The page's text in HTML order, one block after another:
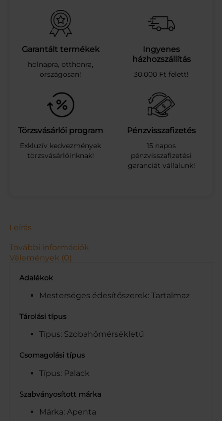
T
A
M
I
Z
E
O
K
A
K
T
U
S
R
S
1
L
e
n
i
é
Garantált termékek
holnapra, otthonra,
országosan!
Ingyenes
házhozszállítás
30.000 Ft felett!
Törzsvásárlói program
Exkluzív kedvezmények
törzsvásárlóinknak!
Pénzvisszafizetés
15 napos
pénzvisszafizetési
garanciát vállalunk!
Leírás
További információk
Vélemények (0)
Adalékok
Mesterséges édesítőszerek: Tartalmaz
Tárolási típus
Típus: Szobahőmérsékletű
Csomagolási típus
Típus: Palack
Szabványosított márka
Márka: Apenta